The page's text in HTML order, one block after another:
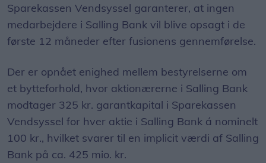
Sparekassen Vendsyssel garanterer, at ingen
medarbejdere i Salling Bank vil blive opsagt i de
første 12 måneder efter fusionens gennemførelse.
Der er opnået enighed mellem bestyrelserne om
et bytteforhold, hvor aktionærerne i Salling Bank
modtager 325 kr. garantkapital i Sparekassen
Vendsyssel for hver aktie i Salling Bank á nominelt
100 kr., hvilket svarer til en implicit værdi af Salling
Bank på ca. 425 mio. kr.